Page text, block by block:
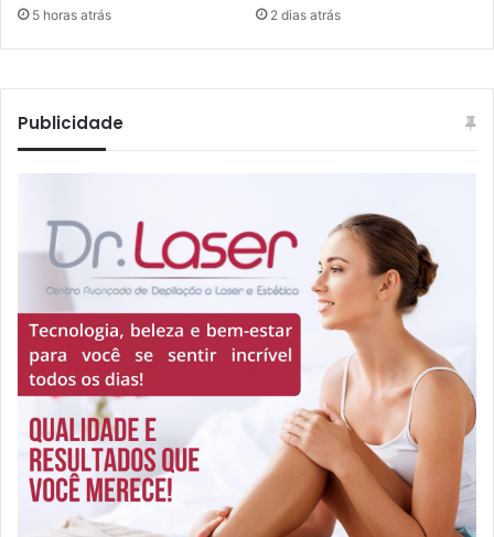
5 horas atrás 2 dias atrás
Publicidade